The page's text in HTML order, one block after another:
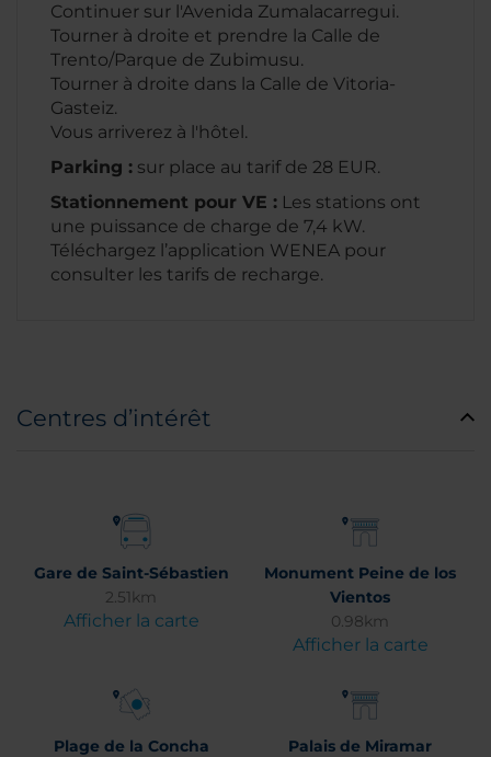
Continuer sur l'Avenida Zumalacarregui.
Tourner à droite et prendre la Calle de
Trento/Parque de Zubimusu.
Tourner à droite dans la Calle de Vitoria-
Gasteiz.
Vous arriverez à l'hôtel.
Parking : sur place au tarif de 28 EUR.
Stationnement pour VE : Les stations ont
une puissance de charge de 7,4 kW.
Téléchargez l’application WENEA pour
consulter les tarifs de recharge.
Centres d’intérêt
Gare de Saint-Sébastien
2.51km
Afficher la carte
Monument Peine de los
Vientos
0.98km
Afficher la carte
Plage de la Concha
Palais de Miramar